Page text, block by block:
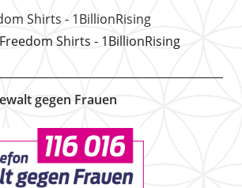
Shirts - 1BillionRising
gegen Frauen